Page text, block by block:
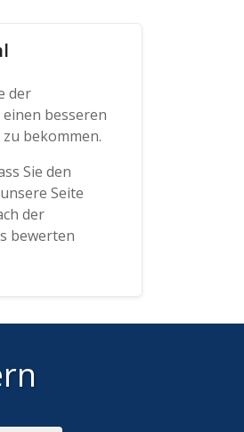
der
besseren
bekommen.
Sie den
Seite
der
bewerten